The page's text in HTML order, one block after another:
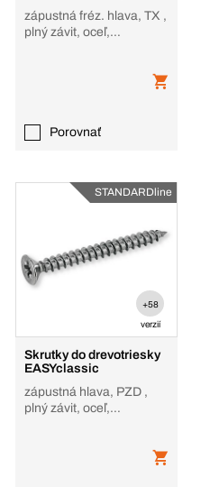
zápustná fréz. hlava, TX ,
plný závit, oceľ,
Porovnať
STANDARDline
+58
verzií
Skrutky do drevotriesky
EASYclassic
zápustná hlava, PZD ,
plný závit, oceľ,